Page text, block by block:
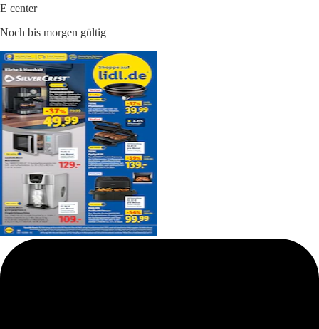
E center
Noch bis morgen gültig